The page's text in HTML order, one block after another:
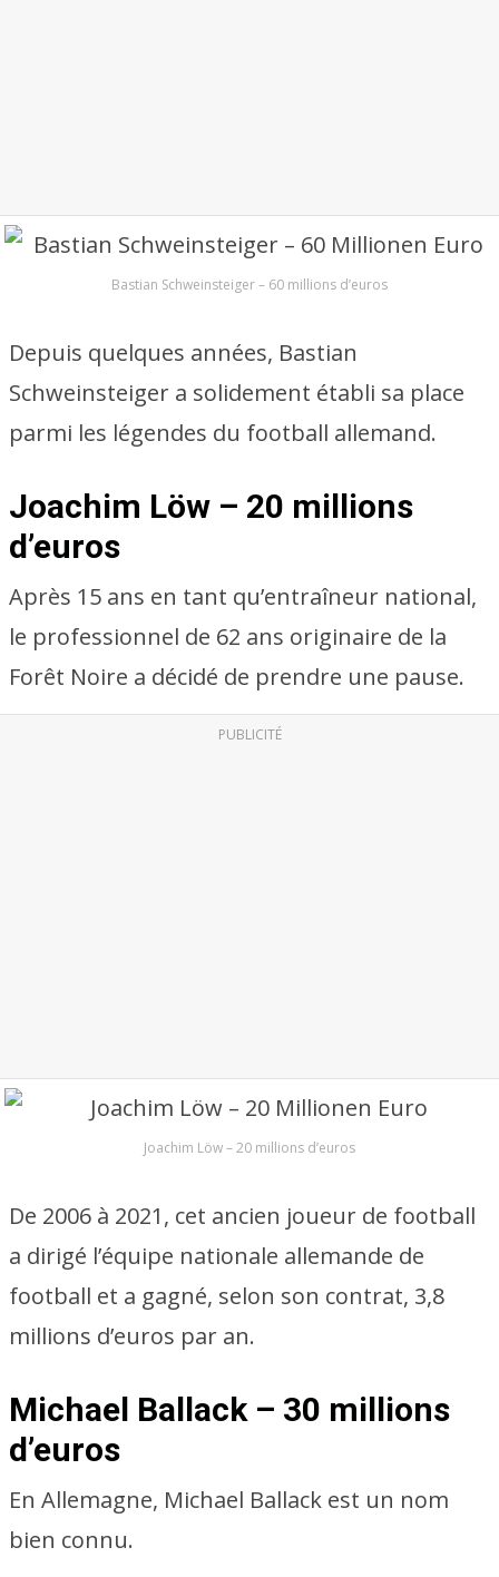
Bastian Schweinsteiger – 60 millions d’euros
Depuis quelques années, Bastian
Schweinsteiger a solidement établi sa place
parmi les légendes du football allemand.
Joachim Löw – 20 millions
d’euros
Après 15 ans en tant qu’entraîneur national,
le professionnel de 62 ans originaire de la
Forêt Noire a décidé de prendre une pause.
PUBLICITÉ
Joachim Löw – 20 millions d’euros
De 2006 à 2021, cet ancien joueur de football
a dirigé l’équipe nationale allemande de
football et a gagné, selon son contrat, 3,8
millions d’euros par an.
Michael Ballack – 30 millions
d’euros
En Allemagne, Michael Ballack est un nom
bien connu.